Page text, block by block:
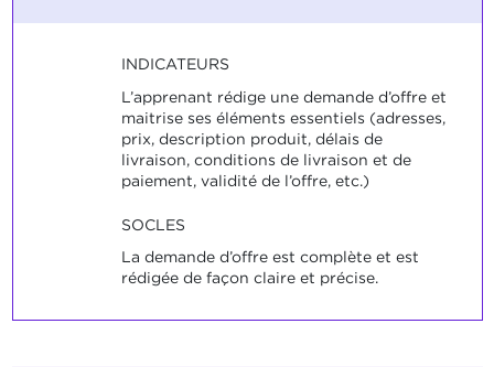
INDICATEURS
L’apprenant rédige une demande d’offre et
maitrise ses éléments essentiels (adresses,
prix, description produit, délais de
livraison, conditions de livraison et de
paiement, validité de l’offre, etc.)
SOCLES
La demande d’offre est complète et est
rédigée de façon claire et précise.